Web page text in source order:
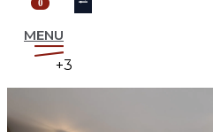
0
MENU
+3